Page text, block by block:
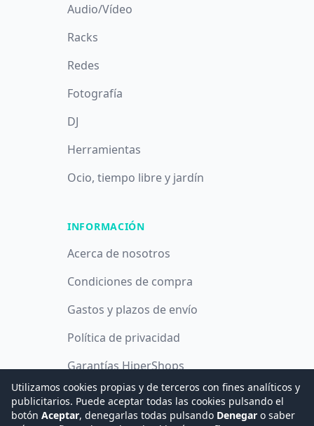
Audio/Vídeo
Racks
Redes
Fotografía
DJ
Herramientas
Ocio, tiempo libre y jardín
INFORMACIÓN
Acerca de nosotros
Condiciones de compra
Gastos y plazos de envío
Política de privacidad
Garantías HiperShops
Política de cookies
Utilizamos cookies propias y de terceros con fines analíticos y
publicitarios. Puede aceptar todas las cookies pulsando el
botón Aceptar, denegarlas todas pulsando Denegar o saber